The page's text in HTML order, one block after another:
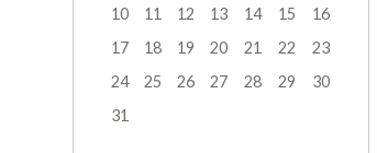
10
11 12 13 14 15
16
17
18 19 20 21 22
23
24
25 26 27 28 29
30
31